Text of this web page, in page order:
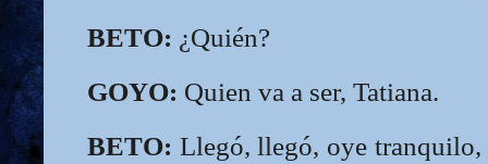
BETO: ¿Quién?
GOYO: Quien va a ser, Tatiana.
BETO: Llegó, llegó, oye tranquilo,